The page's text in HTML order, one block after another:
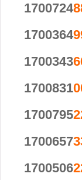
1700724
1700364
1700343
1700831
1700795
1700657
1700506